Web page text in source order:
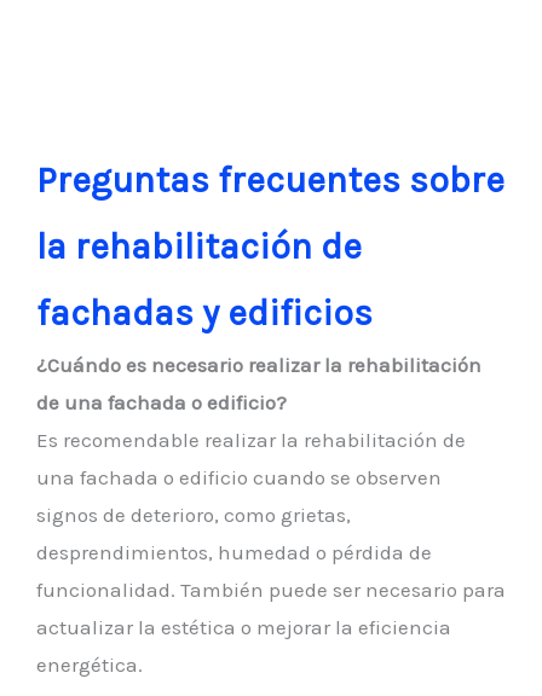
Preguntas frecuentes sobre
la rehabilitación de
fachadas y edificios
¿Cuándo es necesario realizar la rehabilitación
de una fachada o edificio?
Es recomendable realizar la rehabilitación de
una fachada o edificio cuando se observen
signos de deterioro, como grietas,
desprendimientos, humedad o pérdida de
funcionalidad. También puede ser necesario para
actualizar la estética o mejorar la eficiencia
energética.